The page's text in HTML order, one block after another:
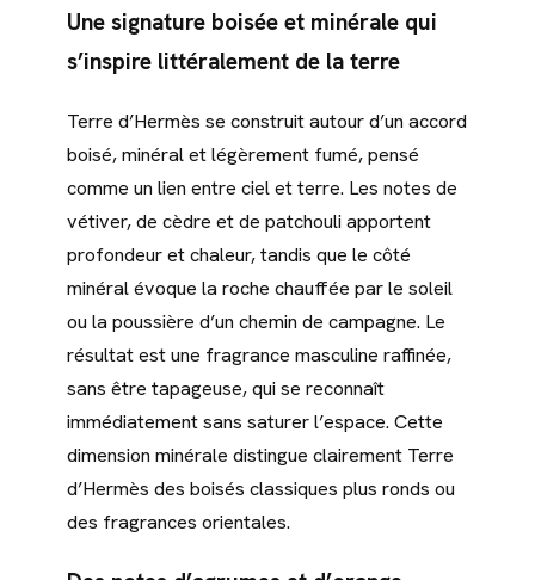
Une signature boisée et minérale qui
s’inspire littéralement de la terre
Terre d’Hermès se construit autour d’un accord
boisé, minéral et légèrement fumé, pensé
comme un lien entre ciel et terre. Les notes de
vétiver, de cèdre et de patchouli apportent
profondeur et chaleur, tandis que le côté
minéral évoque la roche chauffée par le soleil
ou la poussière d’un chemin de campagne. Le
résultat est une fragrance masculine raffinée,
sans être tapageuse, qui se reconnaît
immédiatement sans saturer l’espace. Cette
dimension minérale distingue clairement Terre
d’Hermès des boisés classiques plus ronds ou
des fragrances orientales.